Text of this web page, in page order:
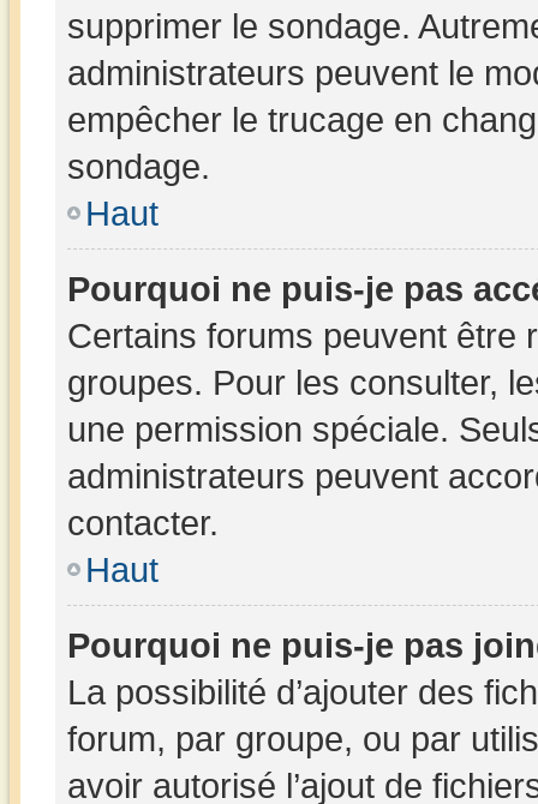
supprimer le sondage.
administrateurs peuvent le
empêcher le trucage en
sondage.
Haut
Pourquoi ne puis-je pas
Certains forums peuvent être
groupes. Pour les consulter,
une permission spéciale.
administrateurs peuvent
contacter.
Haut
Pourquoi ne puis-je pas
La possibilité d’ajouter des
forum, par groupe, ou par
avoir autorisé l’ajout de